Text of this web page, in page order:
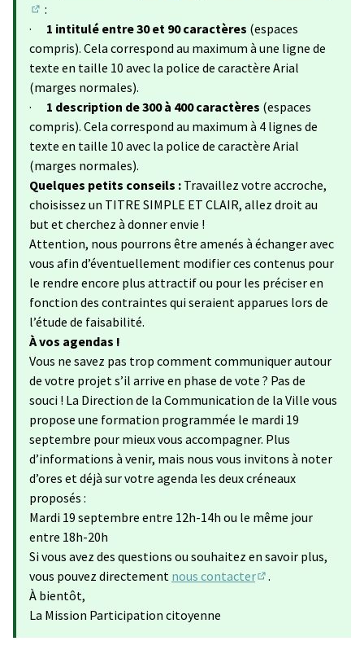
(S'ouvre dans un nouvel onglet)
:
· 1 intitulé entre 30 et 90 caractères (espaces
compris). Cela correspond au maximum à une ligne de
texte en taille 10 avec la police de caractère Arial
(marges normales).
· 1 description de 300 à 400 caractères (espaces
compris). Cela correspond au maximum à 4 lignes de
texte en taille 10 avec la police de caractère Arial
(marges normales).
Quelques petits conseils : Travaillez votre accroche,
choisissez un TITRE SIMPLE ET CLAIR, allez droit au
but et cherchez à donner envie !
Attention, nous pourrons être amenés à échanger avec
vous afin d’éventuellement modifier ces contenus pour
le rendre encore plus attractif ou pour les préciser en
fonction des contraintes qui seraient apparues lors de
l’étude de faisabilité.
À vos agendas !
Vous ne savez pas trop comment communiquer autour
de votre projet s’il arrive en phase de vote ? Pas de
souci ! La Direction de la Communication de la Ville vous
propose une formation programmée le mardi 19
septembre pour mieux vous accompagner. Plus
d’informations à venir, mais nous vous invitons à noter
d’ores et déjà sur votre agenda les deux créneaux
proposés :
Mardi 19 septembre entre 12h-14h ou le même jour
entre 18h-20h
Si vous avez des questions ou souhaitez en savoir plus,
vous pouvez directement nous contacter
.
À bientôt,
La Mission Participation citoyenne